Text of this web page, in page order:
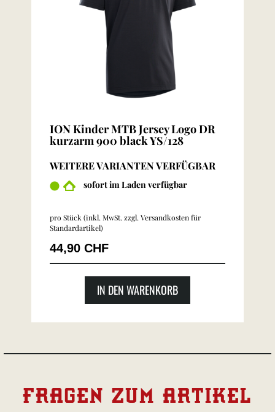
ION Kinder MTB Jersey Logo DR
kurzarm 900 black YS/128
WEITERE VARIANTEN VERFÜGBAR
sofort im Laden verfügbar
pro Stück (inkl. MwSt. zzgl. Versandkosten für
Standardartikel)
44,90 CHF
IN DEN WARENKORB
FRAGEN ZUM ARTIKEL